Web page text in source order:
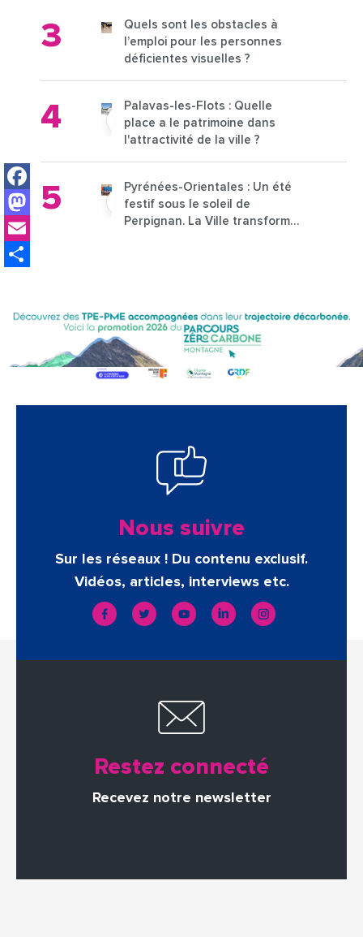
Facebook
Mastodon
Quels sont les obstacles à
l’emploi pour les personnes
déficientes visuelles ?
Palavas-les-Flots : Quelle
place a le patrimoine dans
l'attractivité de la ville ?
Pyrénées-Orientales : Un été
festif sous le soleil de
Perpignan. La Ville transforme
Nous suivre
Sur les réseaux ! Du contenu exclusif.
Vidéos, articles, interviews etc.
Restez connecté
Recevez notre newsletter